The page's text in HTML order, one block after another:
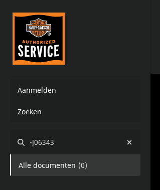
Aanmelden
Zoeken
-J06343
Alle documenten (0)